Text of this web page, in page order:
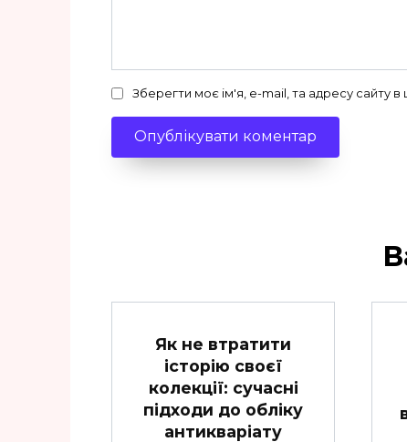
Зберегти моє ім'я, e-mail, та адресу сайту в
Як не втратити
історію своєї
колекції: сучасні
підходи до обліку
антикваріату